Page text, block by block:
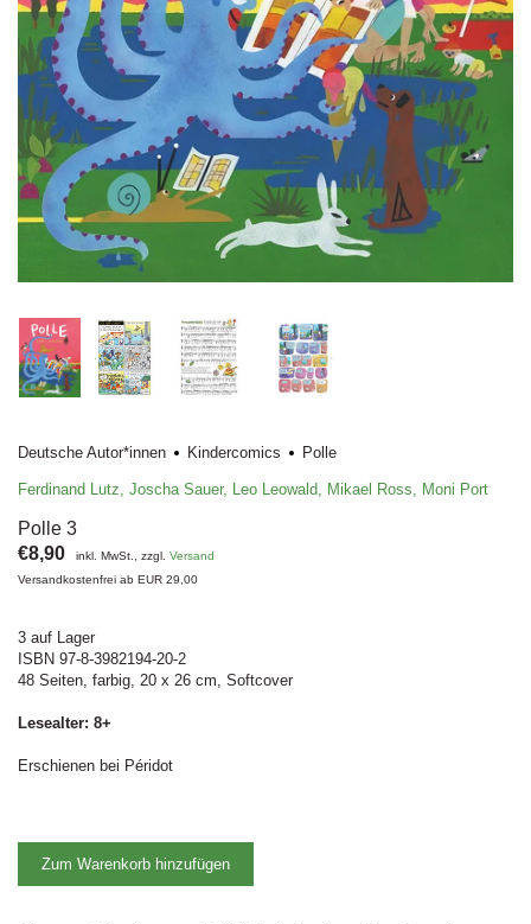
Deutsche Autor*innen Kindercomics Polle
Ferdinand Lutz Joscha Sauer, Leo Leowald Mikael Ross Moni Port
Polle 3
€8,90
inkl. MwSt., zzgl. Versand
Versandkostenfrei ab EUR 29,00
3 auf Lager
ISBN 97-8-3982194-20-2
48 Seiten, farbig, 20 x 26 cm, Softcover
Lesealter: 8+
Erschienen bei Péridot
Zum Warenkorb hinzufügen